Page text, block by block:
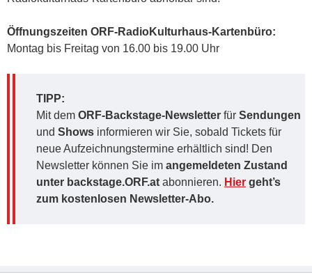
Öffnungszeiten ORF-RadioKulturhaus-Kartenbüro:
Montag bis Freitag von 16.00 bis 19.00 Uhr
TIPP:
Mit dem ORF-Backstage-Newsletter für Sendungen
und Shows informieren wir Sie, sobald Tickets für
neue Aufzeichnungstermine erhältlich sind! Den
Newsletter können Sie im angemeldeten Zustand
unter backstage.ORF.at abonnieren. Hier geht’s
zum kostenlosen Newsletter-Abo.